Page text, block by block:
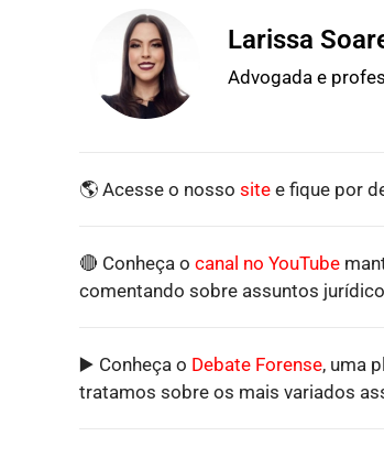
Larissa
Advogada e
🌎 Acesse o nosso site e fique por
🔴 Conheça o canal no YouTube
comentando sobre assuntos
▶️ Conheça o Debate Forense, uma
tratamos sobre os mais variados